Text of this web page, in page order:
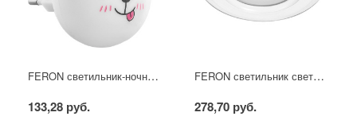
FERON светильник-ночник FN1167 "зайчик" розовый 4LED 0,5W 230V
133,28 руб.
FERON светильник светодиодный встраиваемый AL2110 6W 4000K круглый
278,70 руб.